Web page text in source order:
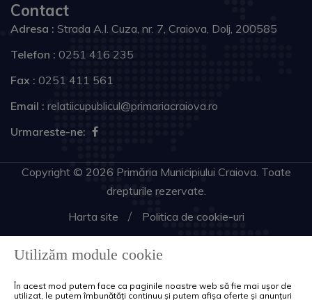
Contact
Adresa : Strada A.I. Cuza, nr. 7, Craiova, Dolj, 200585
Telefon : 0251 416 235
Fax : 0251 411 561
Email : relatiicupublicul@primariacraiova.ro
Urmareste-ne:
Copyright © 2026 Primăria Municipiului Craiova. Toate
drepturile rezervate.
Harta site
Politica de cookie-uri
Utilizăm module cookie
În acest mod putem face ca paginile noastre web să fie mai ușor de
utilizat, le putem îmbunătăți continuu și putem afișa oferte și anunțuri